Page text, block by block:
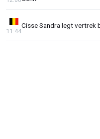
Cisse Sandra legt vertrek
11:44